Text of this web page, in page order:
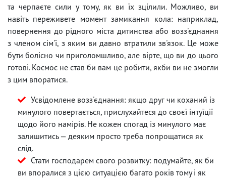
та черпаєте сили у тому, як ви їх зцілили. Можливо, ви
навіть переживете момент замикання кола: наприклад,
повернення до рідного міста дитинства або возз'єднання
з членом сім'ї, з яким ви давно втратили зв'язок. Це може
бути болісно чи приголомшливо, але вірте, що ви до цього
готові. Космос не став би вам це робити, якби ви не змогли
з цим впоратися.
Усвідомлене возз'єднання: якщо друг чи коханий із
минулого повертається, прислухайтеся до своєї інтуїції
щодо його намірів. Не кожен спогад із минулого має
залишитись — деяким просто треба попрощатися як
слід.
Стати господарем свого розвитку: подумайте, як би
ви впоралися з цією ситуацією багато років тому і як